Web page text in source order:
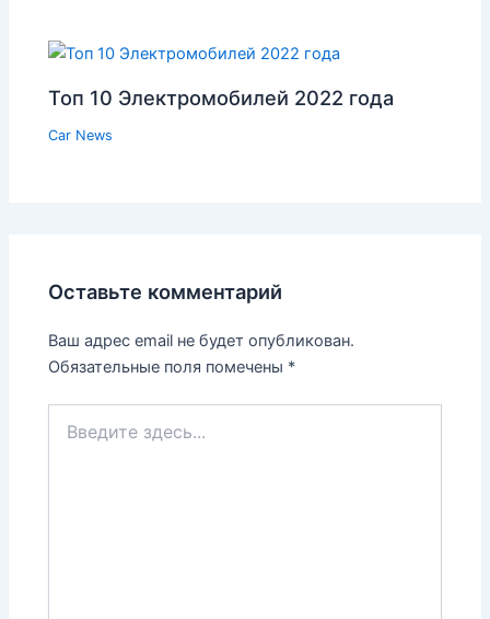
Топ 10 Электромобилей 2022 года
Car News
Оставьте комментарий
Ваш адрес email не будет опубликован.
Обязательные поля помечены *
здесь...